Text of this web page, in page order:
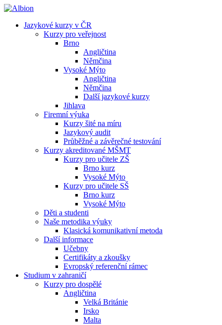
Jazykové kurzy v ČR
Kurzy pro veřejnost
Brno
Angličtina
Němčina
Vysoké Mýto
Angličtina
Němčina
Další jazykové kurzy
Jihlava
Firemní výuka
Kurzy šité na míru
Jazykový audit
Průběžné a závěrečné testování
Kurzy akreditované MŠMT
Kurzy pro učitele ZŠ
Brno kurz
Vysoké Mýto
Kurzy pro učitele SŠ
Brno kurz
Vysoké Mýto
Děti a studenti
Naše metodika výuky
Klasická komunikativní metoda
Další informace
Učebny
Certifikáty a zkoušky
Evropský referenční rámec
Studium v zahraničí
Kurzy pro dospělé
Angličtina
Velká Británie
Irsko
Malta